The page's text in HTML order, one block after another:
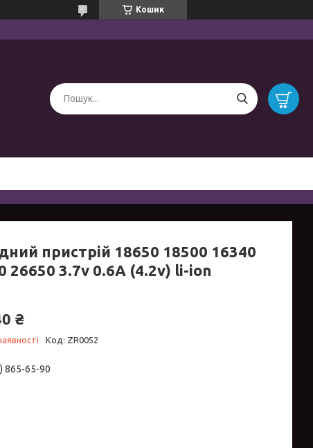
Кошик
пристрій 18650 18500 16340
26650 3.7v 0.6A (4.2v) li-ion
₴
Код: ZR0052
865-65-90